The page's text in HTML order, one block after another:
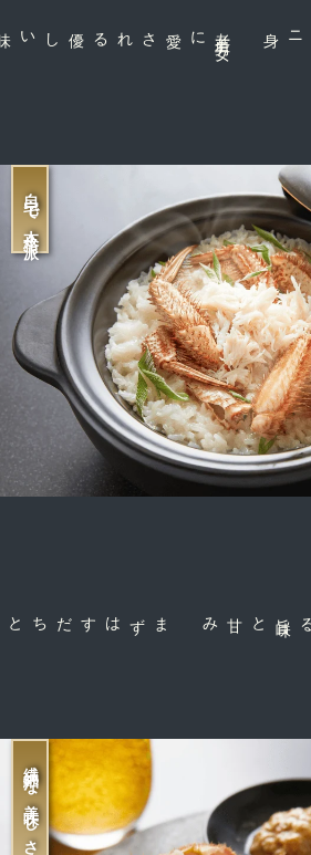
自宅で本格派
老
若
男
女
に愛される
繊細な美味しさ
と甘み